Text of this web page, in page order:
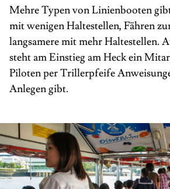
Mehre Typen von Linienbooten
mit wenigen Haltestellen, Fähren
langsamere mit mehr Haltestellen.
steht am Einstieg am Heck ein
Piloten per Trillerpfeife
Anlegen gibt.